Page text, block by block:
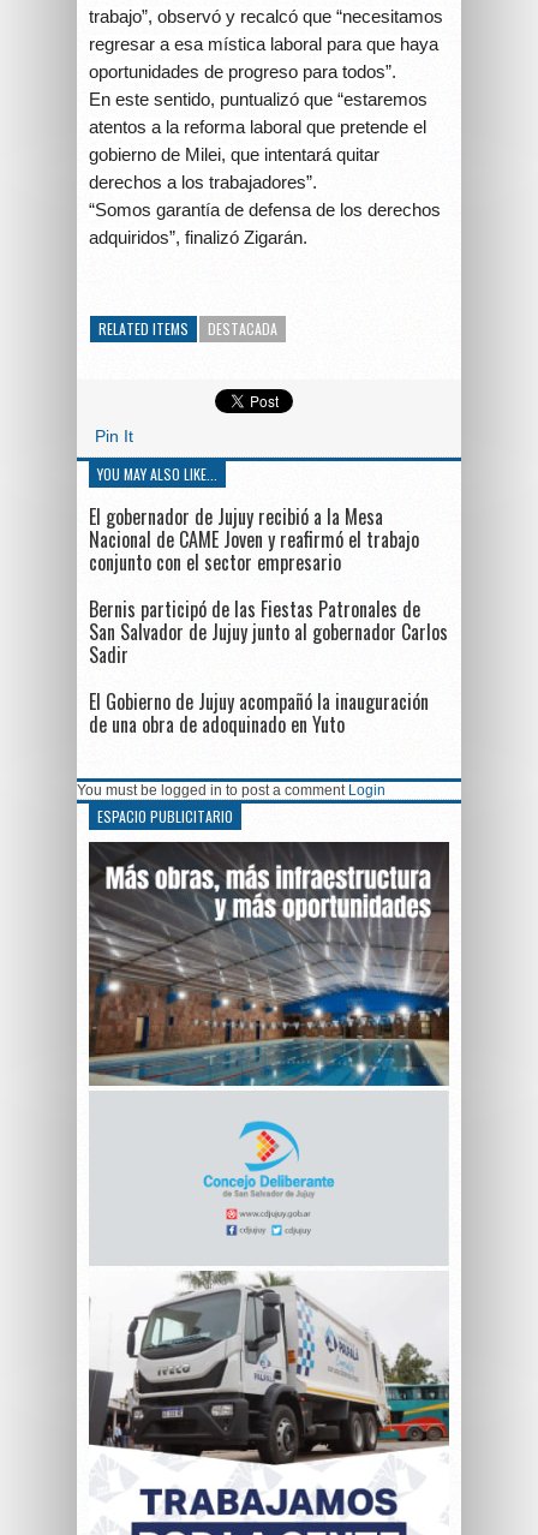
trabajo”, observó y recalcó que “necesitamos
regresar a esa mística laboral para que haya
oportunidades de progreso para todos”.
En este sentido, puntualizó que “estaremos
atentos a la reforma laboral que pretende el
gobierno de Milei, que intentará quitar
derechos a los trabajadores”.
“Somos garantía de defensa de los derechos
adquiridos”, finalizó Zigarán.
RELATED ITEMS DESTACADA
Pin It
YOU MAY ALSO LIKE...
El gobernador de Jujuy recibió a la Mesa
Nacional de CAME Joven y reafirmó el trabajo
conjunto con el sector empresario
Bernis participó de las Fiestas Patronales de
San Salvador de Jujuy junto al gobernador Carlos
Sadir
El Gobierno de Jujuy acompañó la inauguración
de una obra de adoquinado en Yuto
You must be logged in to post a comment Login
ESPACIO PUBLICITARIO